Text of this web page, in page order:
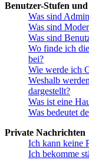
Benutzer-Stufen
Was sind
Was sind
Was sind
Wo finde ich
bei?
Wie werde ich
Weshalb
dargestellt?
Was ist eine
Was bedeutet
Private Nachrichten
Ich kann keine
Ich bekomme